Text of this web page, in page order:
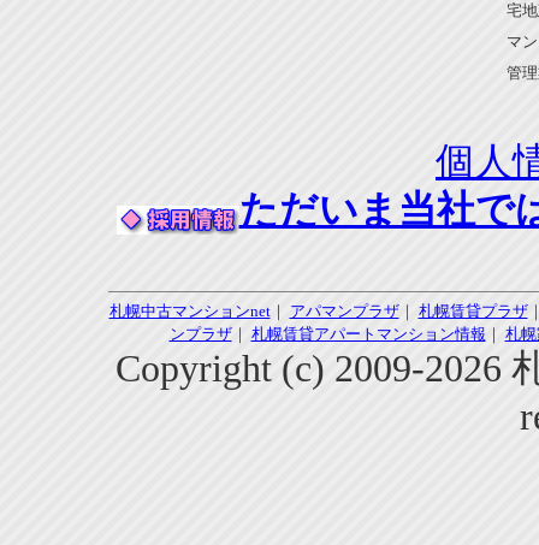
宅
マ
管
個人
ただいま当社で
札幌中古マンションnet｜ アパマンプラザ｜ 札幌賃貸プラザ
ンプラザ｜ 札幌賃貸アパートマンション情報 ｜ 札
Copyright (c) 2009-2026